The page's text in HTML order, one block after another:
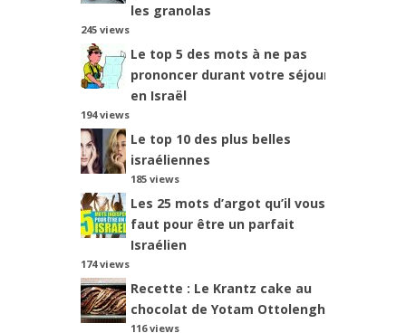
les granolas
245 views
Le top 5 des mots à ne pas
prononcer durant votre séjour
en Israël
194 views
Le top 10 des plus belles
israéliennes
185 views
Les 25 mots d’argot qu’il vous
faut pour être un parfait
Israélien
174 views
Recette : Le Krantz cake au
chocolat de Yotam Ottolenghi
116 views